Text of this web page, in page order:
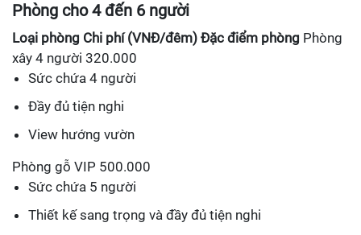
Phòng cho 4 đến 6 người
Loại phòng Chi phí (VNĐ/đêm) Đặc điểm phòng Phòng
xây 4 người 320.000
Sức chứa 4 người
Đầy đủ tiện nghi
View hướng vườn
Phòng gỗ VIP 500.000
Sức chứa 5 người
Thiết kế sang trọng và đầy đủ tiện nghi